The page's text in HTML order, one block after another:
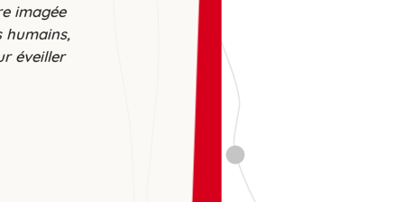
imagée
humains,
éveiller